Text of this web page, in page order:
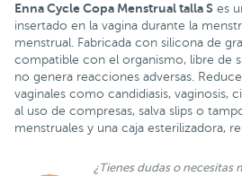
Enna Cycle Copa Menstrual talla S es
insertado en la vagina durante la
menstrual. Fabricada con silicona de
compatible con el organismo, libre de
no genera reacciones adversas.
vaginales como candidiasis, vaginosis,
al uso de compresas, salva slips o
menstruales y una caja esterilizadora,
¿Tienes dudas o necesitas